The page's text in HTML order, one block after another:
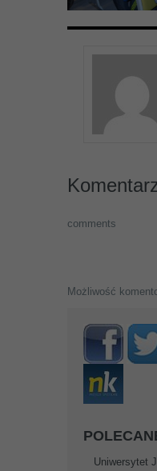
comments
Możliwość
Uniwersytet